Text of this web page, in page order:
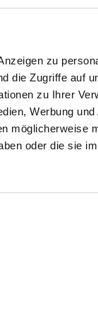
zu
die Zugriffe auf
zu Ihrer
Werbung
möglicherweise
oder die sie
der
Bearbeitung
erforderlich
und
im
Deine Anfrage
im
kannst
wenden.
Verbands
dass die